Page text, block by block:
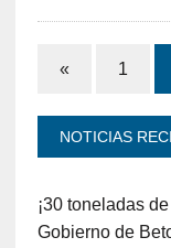
« 1
NOTICIAS
¡30 toneladas
Gobierno de